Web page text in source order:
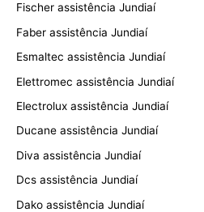
Fischer assistência Jundiaí
Faber assistência Jundiaí
Esmaltec assistência Jundiaí
Elettromec assistência Jundiaí
Electrolux assistência Jundiaí
Ducane assistência Jundiaí
Diva assistência Jundiaí
Dcs assistência Jundiaí
Dako assistência Jundiaí